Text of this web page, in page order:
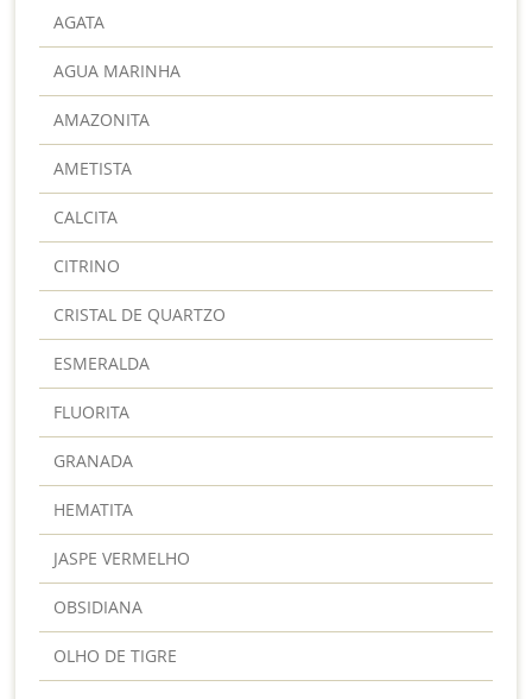
AGATA
AGUA MARINHA
AMAZONITA
AMETISTA
CALCITA
CITRINO
CRISTAL DE QUARTZO
ESMERALDA
FLUORITA
GRANADA
HEMATITA
JASPE VERMELHO
OBSIDIANA
OLHO DE TIGRE